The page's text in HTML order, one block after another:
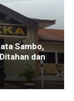
Sambo,
dan